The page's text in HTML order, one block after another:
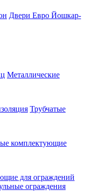
Двери Евро Йошкар-
Металлические
Трубчатые
комплектующие
для ограждений
ограждения